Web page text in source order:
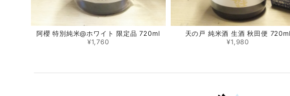
阿櫻 特別純米@ホワイト 限定品 720ml
¥1,760
天の戸 純米酒 生酒 秋田便
¥1,980